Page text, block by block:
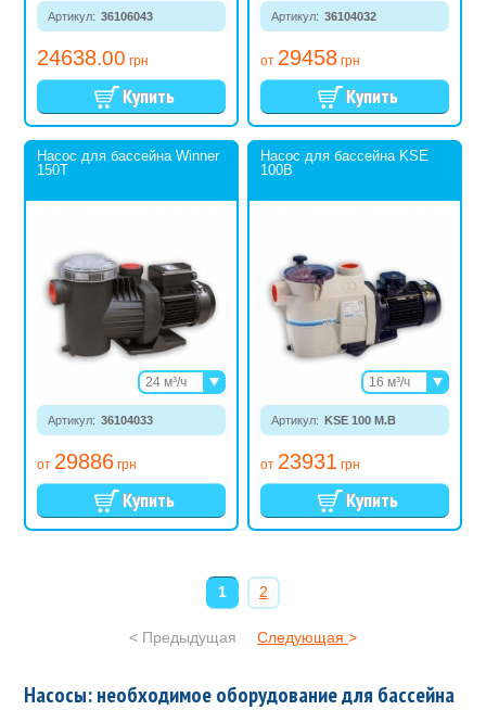
Артикул: 36106043
24638.00 грн
Артикул: 36104032
от 29458 грн
31 м³/ч
Насос для бассейна Winner
150T
Артикул: 36104033
от 29886 грн
24 м³/ч
26 м³/ч
31 м³/ч
Насос для бассейна KSE
100B
Артикул: KSE 100 M.B
от 23931 грн
16 м³/ч
22 м³/ч
26 м³/ч
< Предыдущая
1 2
Следующая >
Насосы: необходимое оборудование для бассейна